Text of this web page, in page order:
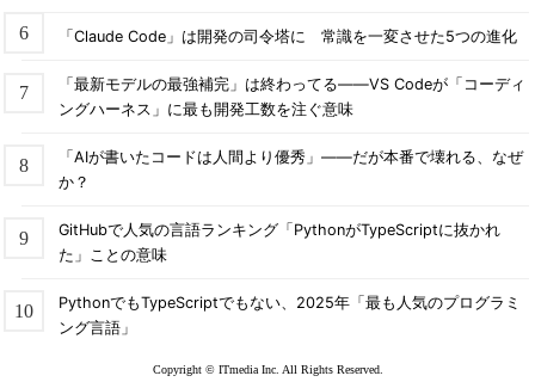
「Claude Code」は開発の司令塔に 常識を一変させた5つの進化
「最新モデルの最強補完」は終わってる――VS Codeが「コーディ
ングハーネス」に最も開発工数を注ぐ意味
「AIが書いたコードは人間より優秀」――だが本番で壊れる、なぜ
か？
GitHubで人気の言語ランキング「PythonがTypeScriptに抜かれ
た」ことの意味
PythonでもTypeScriptでもない、2025年「最も人気のプログラミ
ング言語」
Copyright © ITmedia Inc. All Rights Reserved.